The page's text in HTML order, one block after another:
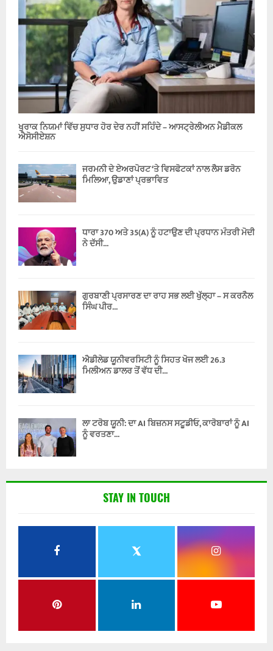
ਖੁਰਾਕ ਨਿਯਮਾਂ ਵਿੱਚ ਸੁਧਾਰ ਹੋਰ ਦੇਰ ਨਹੀਂ ਸਹਿੰਦੇ – ਆਸਟ੍ਰੇਲੀਅਨ ਮੈਡੀਕਲ
ਐਸੋਸੀਏਸ਼ਨ
ਜਰਮਨੀ ਦੇ ਏਅਰਪੋਰਟ ‘ਤੇ ਵਿਸਫੋਟਕਾਂ ਨਾਲ ਲੈਸ ਡਰੋਨ
ਮਿਲਿਆ, ਉਡਾਣਾਂ ਪ੍ਰਭਾਵਿਤ
ਧਾਰਾ 370 ਅਤੇ 35(A) ਨੂੰ ਹਟਾਉਣ ਦੀ ਪ੍ਰਧਾਨ ਮੰਤਰੀ ਮੋਦੀ
ਨੇ ਦੱਸੀ...
ਗੁਰਬਾਣੀ ਪ੍ਰਸਾਰਣ ਦਾ ਰਾਹ ਸਭ ਲਈ ਖੁੱਲ੍ਹਾ – ਸ ਕਰਨੈਲ
ਸਿੰਘ ਪੀਰ...
ਐਡੀਲੇਡ ਯੂਨੀਵਰਸਿਟੀ ਨੂੰ ਸਿਹਤ ਖੋਜ ਲਈ 26.3
ਮਿਲੀਅਨ ਡਾਲਰ ਤੋਂ ਵੱਧ ਦੀ...
ਲਾ ਟਰੋਬ ਯੂਨੀ: ਦਾ AI ਬਿਜ਼ਨਸ ਸਟੂਡੀਓ, ਕਾਰੋਬਾਰਾਂ ਨੂੰ AI
ਨੂੰ ਵਰਤਣਾ...
STAY IN TOUCH